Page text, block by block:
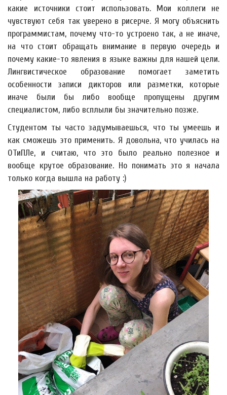
какие источники стоит использовать. Мои коллеги не
чувствуют себя так уверено в рисерче. Я могу объяснить
программистам, почему что-то устроено так, а не иначе,
на что стоит обращать внимание в первую очередь и
почему какие-то явления в языке важны для нашей цели.
Лингвистическое образование помогает заметить
особенности записи дикторов или разметки, которые
иначе были бы либо вообще пропущены другим
специалистом, либо всплыли бы значительно позже.
Студентом ты часто задумываешься, что ты умеешь и
как сможешь это применить. Я довольна, что училась на
ОТиПЛе, и считаю, что это было реально полезное и
вообще крутое образование. Но понимать это я начала
только когда вышла на работу :)